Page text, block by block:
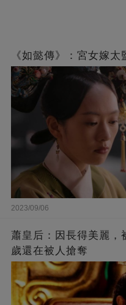
《如懿傳》：宮女嫁
2023/09/06
蕭皇后：因長得美麗，
歲還在被人搶奪